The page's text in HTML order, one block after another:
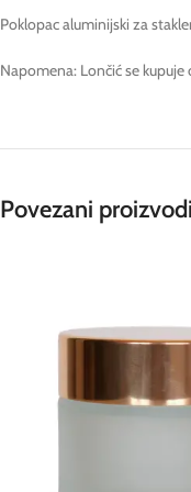
Poklopac aluminijski za
Napomena: Lončić se
Povezani